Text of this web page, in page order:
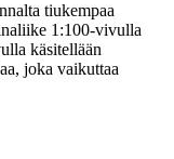
tiukempaa
1:100-vivulla
käsitellään
joka vaikuttaa